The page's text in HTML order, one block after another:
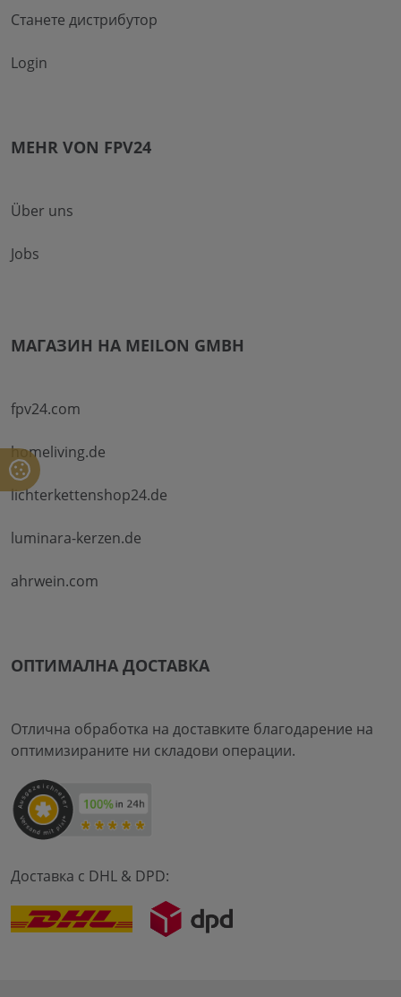
Станете дистрибутор
Login
MEHR VON FPV24
Über uns
Jobs
МАГАЗИН НА MEILON GMBH
fpv24.com
homeliving.de
lichterkettenshop24.de
luminara-kerzen.de
ahrwein.com
ОПТИМАЛНА ДОСТАВКА
Отлична обработка на доставките благодарение на
оптимизираните ни складови операции.
Доставка с DHL & DPD: